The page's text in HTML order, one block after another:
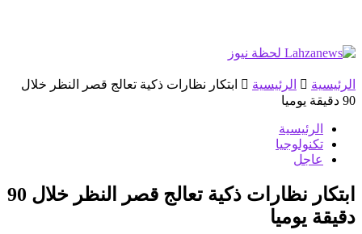
الرئيسية الرئيسية
ابتكار نظارات ذكية تعالج قصر النظر خلال
90 دقيقة يوميا
الرئيسية
تكنولوجيا
عاجل
ابتكار نظارات ذكية تعالج قصر النظر خلال 90
دقيقة يوميا